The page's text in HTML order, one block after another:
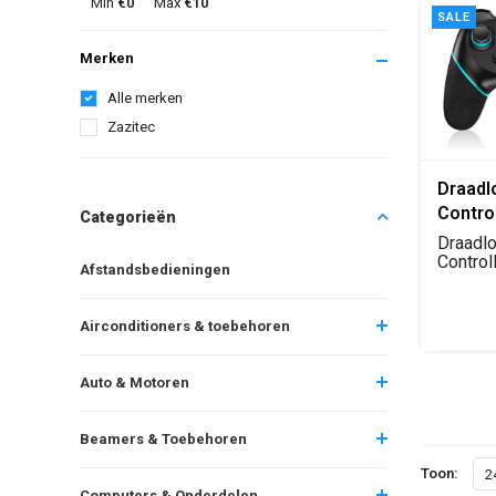
Merken
Alle merken
Zazitec
Categorieën
Afstandsbedieningen
Airconditioners & toebehoren
Auto & Motoren
Beamers & Toebehoren
SALE
voor
Toon: